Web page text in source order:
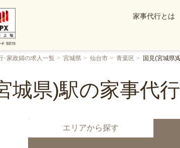
家事代行とは
･家政婦の求人一覧 宮城県 仙台市 青葉区 国見(宮城県)
城県)駅の家事代
エリアから探す